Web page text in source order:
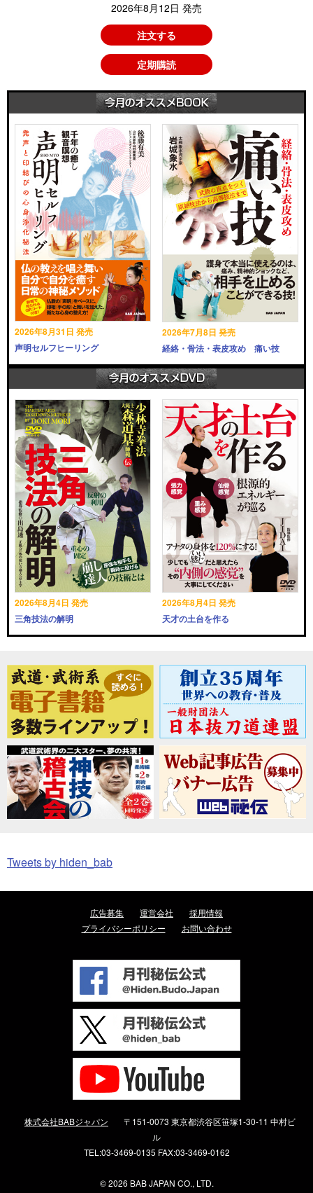
2026年8月12日 発売
注文する
定期購読
2026年8月31日 発売
声明セルフヒーリング
2026年7月8日 発売
経絡・骨法・表皮攻め 痛い技
2026年8月4日 発売
三角技法の解明
2026年8月4日 発売
天才の土台を作る
Tweets by hiden_bab
広告募集 運営会社
採用情報
プライバシーポリシー
お問い合わせ
株式会社BABジャパン
〒151-0073 東京都渋谷区笹塚1-30-11 中村ビ
ル
TEL:03-3469-0135 FAX:03-3469-0162
©2026 BAB JAPAN CO., LTD.